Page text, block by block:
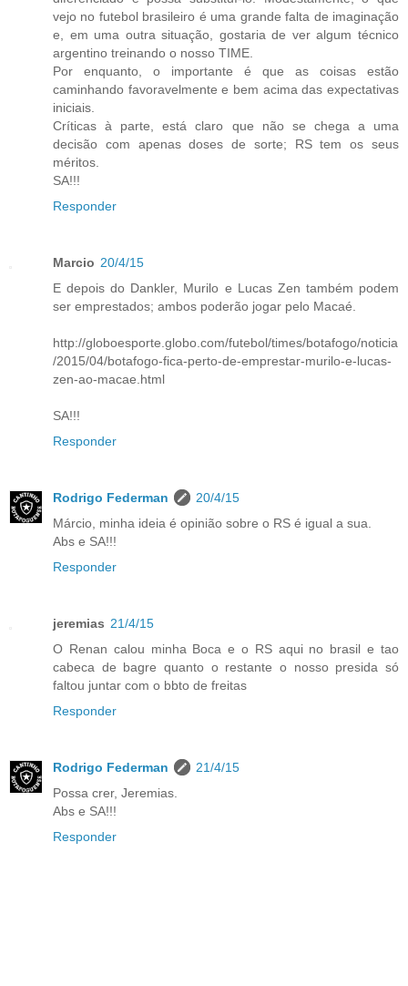
vejo no futebol brasileiro é uma grande falta de imaginação
e, em uma outra situação, gostaria de ver algum técnico
argentino treinando o nosso TIME.
Por enquanto, o importante é que as coisas estão
caminhando favoravelmente e bem acima das expectativas
iniciais.
Críticas à parte, está claro que não se chega a uma
decisão com apenas doses de sorte; RS tem os seus
méritos.
SA!!!
Responder
Marcio 20/4/15
E depois do Dankler, Murilo e Lucas Zen também podem
ser emprestados; ambos poderão jogar pelo Macaé.
http://globoesporte.globo.com/futebol/times/botafogo/noticia
/2015/04/botafogo-fica-perto-de-emprestar-murilo-e-lucas-
zen-ao-macae.html
SA!!!
Responder
Rodrigo Federman
20/4/15
Márcio, minha ideia é opinião sobre o RS é igual a sua.
Abs e SA!!!
Responder
jeremias 21/4/15
O Renan calou minha Boca e o RS aqui no brasil e tao
cabeca de bagre quanto o restante o nosso presida só
faltou juntar com o bbto de freitas
Responder
Rodrigo Federman
21/4/15
Possa crer, Jeremias.
Abs e SA!!!
Responder